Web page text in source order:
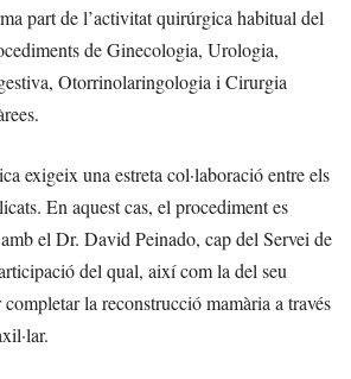
part de l’activitat quirúrgica habitual del
de Ginecologia, Urologia,
Otorrinolaringologia i Cirurgia
exigeix una estreta col·laboració entre els
En aquest cas, el procediment es
el Dr. David Peinado, cap del Servei de
del qual, així com la del seu
la reconstrucció mamària a través